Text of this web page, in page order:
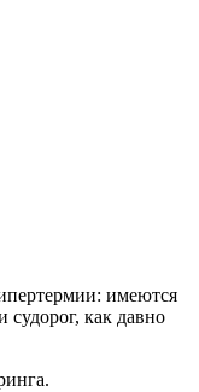
имеются
как давно